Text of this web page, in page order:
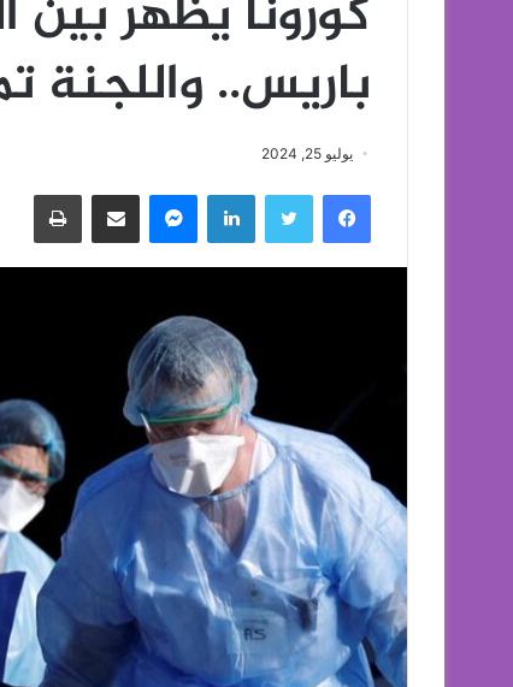
كورونا يظهر بين
باريس.. واللجنة
يوليو 25, 2024
فيسبوك تويتر لينكدإن ماسنجر مشاركة عبر البريد طباعة